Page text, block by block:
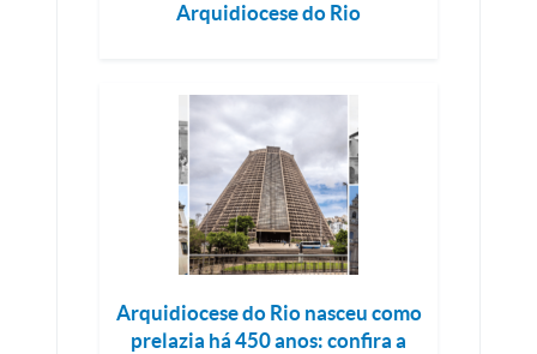
Arquidiocese do Rio
Arquidiocese do Rio nasceu como
prelazia há 450 anos: confira a